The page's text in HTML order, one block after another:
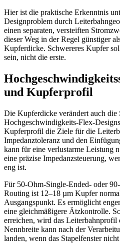
Hier ist die praktische Erkenntnis
Designproblem durch
einen separaten, versteiften
dieser Weg in der Regel günstiger
Kupferdicke. Schwereres Kupfer
sein, nicht die erste.
und Kupferprofil
Die Kupferdicke verändert auch die
Hochgeschwindigkeits-Flex-
Kupferprofil die Ziele für die
Impedanztoleranz und den
kann für eine verlustarme Leistung
eine präzise Impedanzsteuerung,
eng ist.
Für 50-Ohm-Single-Ended- oder
Routing ist 12–18 µm Kupfer
Ausgangspunkt. Es ermöglicht
eine gleichmäßigere Ätzkontrolle.
erreichen, wird das Leiterbahnprofil
Nennbreite kann nach der
landen, wenn das Stapelfenster